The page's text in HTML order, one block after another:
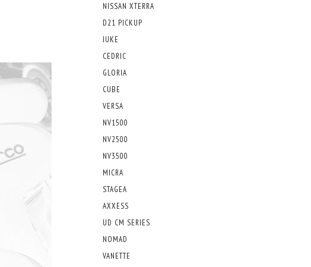
NISSAN XTERRA
D21 PICKUP
JUKE
CEDRIC
GLORIA
CUBE
VERSA
NV1500
NV2500
NV3500
MICRA
STAGEA
AXXESS
UD CM SERIES
NOMAD
VANETTE